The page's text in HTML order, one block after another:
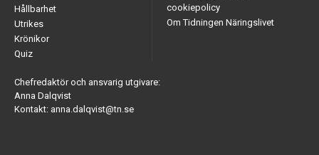
Hållbarhet
Utrikes
Krönikor
Quiz
cookiepolicy
Om Tidningen Näringslivet
Chefredaktör och ansvarig utgivare:
Anna Dalqvist
Kontakt: anna.dalqvist@tn.se